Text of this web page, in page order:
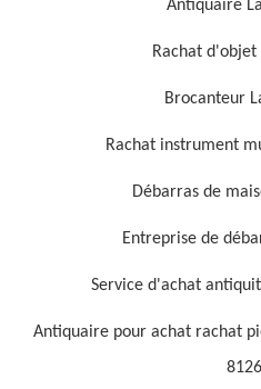
Antiquaire
Rachat d'objet
Brocanteur
Rachat instrument
Débarras de
Entreprise de
Service d'achat
Antiquaire pour achat rachat